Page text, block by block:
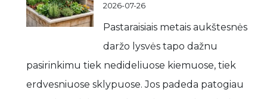
2026-07-26
Pastaraisiais metais aukštesnės
daržo lysvės tapo dažnu
pasirinkimu tiek nedideliuose kiemuose, tiek
erdvesniuose sklypuose. Jos padeda patogiau